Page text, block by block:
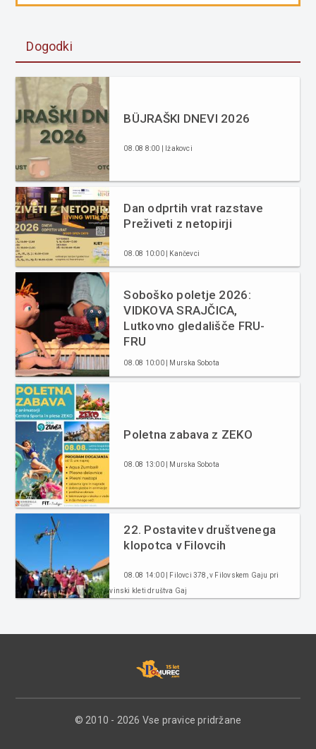
Dogodki
BÜJRAŠKI DNEVI 2026
08.08 8:00 | Ižakovci
Dan odprtih vrat razstave
Preživeti z netopirji
08.08 10:00 | Kančevci
Soboško poletje 2026:
VIDKOVA SRAJČICA,
Lutkovno gledališče FRU-
FRU
08.08 10:00 | Murska Sobota
Poletna zabava z ZEKO
08.08 13:00 | Murska Sobota
22. Postavitev društvenega
klopotca v Filovcih
08.08 14:00 | Filovci 378, v Filovskem Gaju pri
vinski kleti društva Gaj
© 2010 - 2026 Vse pravice pridržane